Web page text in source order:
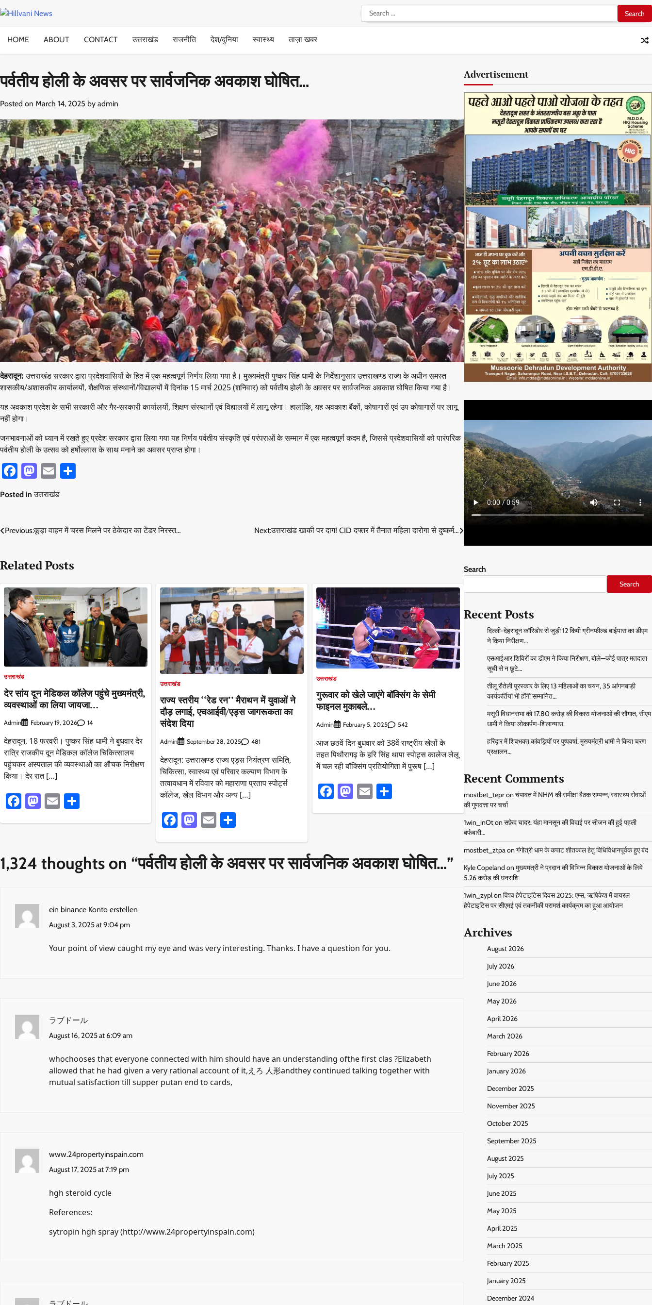
to
Search
for:
HOME
ABOUT CONTACT उत्तराखंड राजनीति देश/दुनिया स्वास्थ्य ताज़ा खबर
पर्वतीय होली के अवसर पर सार्वजनिक अवकाश घोषित…
Posted on March 14, 2025 by admin
देहरादून:उत्तराखंड सरकार द्वारा प्रदेशवासियों के हित में एक महत्वपूर्ण निर्णय लिया गया है। मुख्यमंत्री पुष्कर सिंह धामी के निर्देशानुसार उत्तराखण्ड राज्य के अधीन समस्त
शासकीय/अशासकीय कार्यालयों, शैक्षणिक संस्थानों/विद्यालयों में दिनांक 15 मार्च 2025 (शनिवार) को पर्वतीय होली के अवसर पर सार्वजनिक अवकाश घोषित किया गया है।
यह अवकाश प्रदेश के सभी सरकारी और गैर-सरकारी कार्यालयों, शिक्षण संस्थानों एवं विद्यालयों में लागू रहेगा। हालांकि, यह अवकाश बैंकों, कोषागारों एवं उप कोषागारों पर लागू
नहीं होगा।
जनभावनाओं को ध्यान में रखते हुए प्रदेश सरकार द्वारा लिया गया यह निर्णय पर्वतीय संस्कृति एवं परंपराओं के सम्मान में एक महत्वपूर्ण कदम है, जिससे प्रदेशवासियों को पारंपरिक
पर्वतीय होली के उत्सव को हर्षोल्लास के साथ मनाने का अवसर प्राप्त होगा।
Facebook
Mastodon
Email
Posted inउत्तराखंड
Post
Previous:कूड़ा वाहन में चरस मिलने पर ठेकेदार का टेंडर निरस्त… Next:उत्तराखंड खाकी पर दाग! CID दफ्तर में तैनात महिला दारोगा से दुष्कर्म…
Related Posts
उत्तराखंड
देर सांय दून मेडिकल कॉलेज पहुंचे मुख्यमंत्री,
व्यवस्थाओं का लिया जायजा…
Admin February 19, 2026 14
देहरादून, 18 फरवरी। पुष्कर सिंह धामी ने बुधवार देर
रात्रि राजकीय दून मेडिकल कॉलेज चिकित्सालय
पहुंचकर अस्पताल की व्यवस्थाओं का औचक निरीक्षण
किया। देर रात […]
Facebook
Mastodon
Email
उत्तराखंड
राज्य स्तरीय ‘‘रेड रन’’ मैराथन में युवाओं ने
दौड़ लगाई, एचआईवी/एड्स जागरूकता का
संदेश दिया
Admin September 28, 2025 481
देहरादून: उत्तराखण्ड राज्य एड्स नियंत्रण समिति,
चिकित्सा, स्वास्थ्य एवं परिवार कल्याण विभाग के
तत्वावधान में रविवार को महाराणा प्रताप स्पोर्ट्स
कॉलेज, खेल विभाग और अन्य […]
Facebook
Mastodon
EmailShare
उत्तराखंड
गुरूवार को खेले जाएंगे बॉक्सिंग के सेमी
फाइनल मुकाबले…
Admin February 5, 2025 542
आज छठवें दिन बुधवार को 38वें राष्ट्रीय खेलों के
तहत पिथौरागढ़ के हरि सिंह थापा स्पोट्र्स कालेज लेलू
में चल रही बॉक्सिंग प्रतियोगिता में पुरूष […]
Facebook
Mastodon
EmailShare
1,324 thoughts on “पर्वतीय होली के अवसर पर सार्वजनिक अवकाश घोषित…”
ein binance Konto erstellen
August 3, 2025 at 9:04 pm
Your point of view caught my eye and was very interesting. Thanks. I have a question for you.
ラブドール
August 16, 2025 at 6:09 am
whochooses that everyone connected with him should have an understanding ofthe first clas ?Elizabeth
allowed that he had given a very rational account of it,えろ 人形andthey continued talking together with
mutual satisfaction till supper putan end to cards,
www.24propertyinspain.com
August 17, 2025 at 7:19 pm
hgh steroid cycle
References:
sytropin hgh spray (http://www.24propertyinspain.com)
Advertisement
Search
Search
Recent Posts
दिल्ली-देहरादून कॉरिडोर से जुड़ी 12 किमी ग्रीनफील्ड बाईपास का डीएम
ने किया निरीक्षण…
एसआईआर शिविरों का डीएम ने किया निरीक्षण, बोले—कोई पात्र मतदाता
सूची से न छूटे…
तीलू रौतेली पुरस्कार के लिए 13 महिलाओं का चयन, 35 आंगनबाड़ी
कार्यकर्तियां भी होंगी सम्मानित…
मसूरी विधानसभा को 17.80 करोड़ की विकास योजनाओं की सौगात, सीएम
धामी ने किया लोकार्पण-शिलान्यास.
हरिद्वार में शिवभक्त कांवड़ियों पर पुष्पवर्षा, मुख्यमंत्री धामी ने किया चरण
प्रक्षालन…
Recent Comments
mostbet_tepronचंपावत में NHM की समीक्षा बैठक सम्पन्न, स्वास्थ्य सेवाओं
की गुणवत्ता पर चर्चा
1win_inOtonसफ़ेद चादर: यंहा मानसून की विदाई पर सीजन की हुई पहली
बर्फबारी…
mostbet_ztpaonगंगोत्री धाम के कपाट शीतकाल हेतु विधिविधानपूर्वक हुए बंद
Kyle Copeland onमुख्यमंत्री ने प्रदान की विभिन्न विकास योजनाओं के लिये
5.26 करोड़ की धनराशि
1win_zyplonविश्व हेपेटाइटिस दिवस 2025: एम्स, ऋषिकेश में वायरल
हेपेटाइटिस पर सीएमई एवं तकनीकी परामर्श कार्यक्रम का हुआ आयोजन
Archives
August 2026
July 2026
June 2026
May 2026
April 2026
March 2026
February 2026
January 2026
December 2025
November 2025
October 2025
September 2025
August 2025
July 2025
June 2025
May 2025
April 2025
March 2025
February 2025
January 2025
December 2024